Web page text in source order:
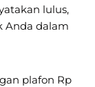
lulus,
Anda dalam
plafon Rp